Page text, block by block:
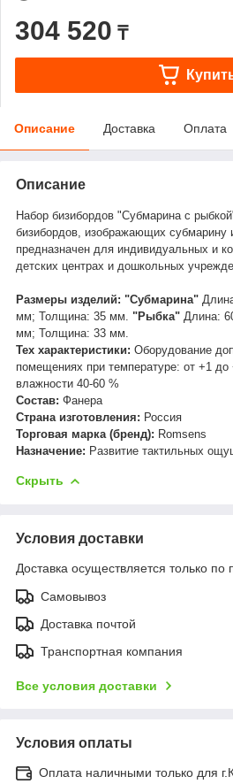
304 520 ₸
Описание Доставка Оплата
Описание
Набор бизибордов "Субмарина с
бизибордов, изображающих субмарину
предназначен для индивидуальных и
детских центрах и дошкольных
Размеры изделий: "Субмарина"
мм; Толщина: 35 мм. "Рыбка" Длина:
мм; Толщина: 33 мм.
Тех характеристики: Оборудование
помещениях при температуре: от +1 до
влажности 40-60 %
Состав: Фанера
Страна изготовления: Россия
Торговая марка (бренд): Romsens
Назначение: Развитие тактильных
Скрыть
Условия доставки
Доставка осуществляется только по
Самовывоз
Доставка почтой
Транспортная компания
Все условия доставки
Условия оплаты
Оплата наличными только для